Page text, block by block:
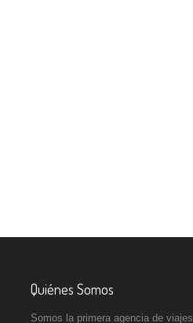
Quiénes Somos
Somos la primera agencia de viajes